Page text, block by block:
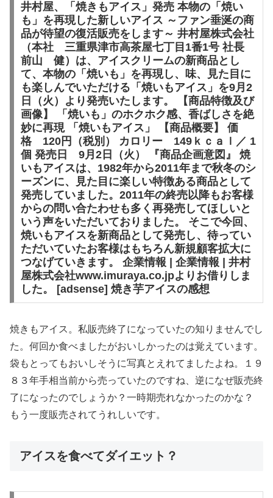
井村屋、「焼きもアイス」発売 本物の「焼い
も」を再現した新しいアイス ～ファン垂涎の商
品が待望の復活販売をします～ 井村屋株式会社
（本社 三重県津市高茶屋七丁目1番1号 社長
前山 健）は、アイスクリームの新商品とし
て、本物の「焼いも」を再現し、味、見た目に
も楽しんでいただける「焼いもアイス」を9月2
日（火）より発売いたします。 【商品特徴及び
画像】 「焼いも」のホクホク感、香ばしさを絶
妙に再現 「焼いもアイス」 【商品概要】 価
格 120円（税別） カロリー 149ｋｃａｌ／ 1
個 発売日 9月2日（火） 『商品企画意図』 焼
いもアイスは、1982年から2011年まで秋冬のシ
ーズンに、見た目に楽しい特徴ある商品として
発売していました。2011年の終売以降もお客様
からの問い合たわせも多く再発売してほしいと
いう声をいただいておりました。 そこで今回、
焼いもアイスを新商品として発売し、待ってい
ただいていたお客様はもちろん新規顧客拡大に
つなげていきます。 企業情報 | 企業情報 | 井村
屋株式会社www.imuraya.co.jpよりお借りしま
した。 [adsense] 焼き芋アイスの感想
焼きもアイス。私販売終了になっていたの知りませんでし
た。何回か食べましたがおいしかったのは覚えています。
袋もとってもおいしそうに写真とえれてましたよね。１９
８３年手相当前から売っていたのですね、逆になぜ販売終
了になったのでしょうか？一時期売れなかったのかな？
もう一度販売されてうれしいです。
アイスを食べてダイエット？